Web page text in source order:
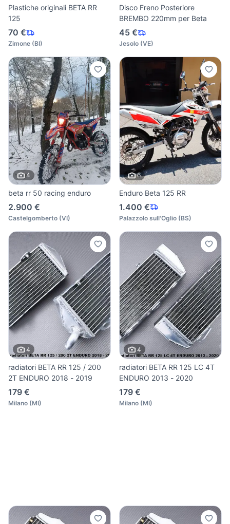
Plastiche originali BETA RR
125
70 €
Zimone (BI)
Disco Freno Posteriore
BREMBO 220mm per Beta
45 €
Jesolo (VE)
4
beta rr 50 racing enduro
2.900 €
Castelgomberto (VI)
6
Enduro Beta 125 RR
1.400 €
Palazzolo sull'Oglio (BS)
4
radiatori BETA RR 125 / 200
2T ENDURO 2018 - 2019
179 €
Milano (MI)
4
radiatori BETA RR 125 LC 4T
ENDURO 2013 - 2020
179 €
Milano (MI)